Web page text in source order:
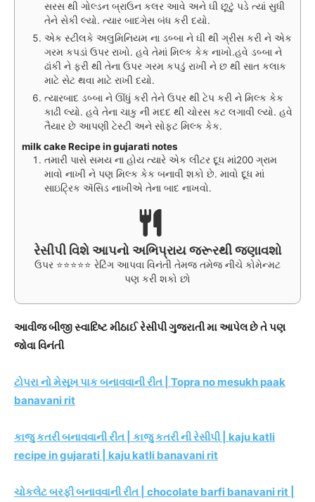
સરસ થી ગોલ્ડન બ્રાઉન કલર આવે અને ઘી છૂટું પડે ત્યાં સુધી
તેને સેકી લ્યો. ત્યાર બાદગેસ બંધ કરી દયો.
એક સ્ટીલકે અલુમિનિયમ ના ડબ્બા ને ઘી થી ગ્રીસ કરી ને એક
ગરમ કપડાં ઉપર રાખો. હવે તેમાં મિલ્ક કેક નાખો.હવે ડબ્બા ને
ઢાંકી ને ફરી થી તેના ઉપર ગરમ કપડું રાખી ને છ થી સાત કલાક
માટે સેટ થવા માટે રાખી દયો.
ત્યારબાદ ડબ્બા ને ઊંધું કરી તેને ઉપર થી ટેપ કરી ને મિલ્ક કેક
કાઢી લ્યો. હવે તેના ચાકુ ની મદદ થી ચોરસ કટ લગાવી લ્યો. હવે
તૈયાર છે આપણી ટેસ્ટી અને સોફ્ટ મિલ્ક કેક.
milk cake Recipe in gujarati notes
તમારી પાસે સમય ના હોય ત્યારે એક લીટર દૂધ માં200 ગ્રામ
માવો નાખી ને પણ મિલ્ક કેક બનાવી શકો છે. માવો દૂધ માં
સાઇટ્રિક ઍસિડ નાખીએ તેના બાદ નાખવો.
રેસીપી વિશે આપનો અભિપ્રાય જરૂરથી જણાવશો
ઉપર ⭐⭐⭐⭐⭐ રેટિંગ આપવા વિનંતી તેમજ તમેજ નીચે કોમેન્મટ
પણ કરી શકો છો
આવીજ બીજી સ્વાદિષ્ટ મીઠાઈ રેસીપી ગુજરાતી મા આપેલ છે તે પણ
જોવા વિનંતી
ટોપરા નો મેસૂખ પાક બનાવવાની રીત | Topra no mesukh paak
banavani rit
કાજુ કતરી બનાવવાની રીત | કાજુ કતરી ની રેસીપી | kaju katli
recipe in gujarati | kaju katli banavani rit
ચોકલેટ બરફી બનાવવાની રીત | chocolate barfi banavani rit |